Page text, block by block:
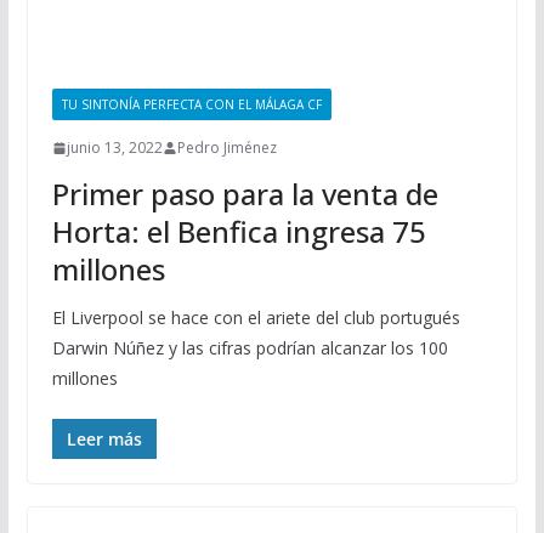
TU SINTONÍA PERFECTA CON EL MÁLAGA CF
junio 13, 2022 Pedro Jiménez
Primer paso para la venta de
Horta: el Benfica ingresa 75
millones
El Liverpool se hace con el ariete del club portugués
Darwin Núñez y las cifras podrían alcanzar los 100
millones
Leer más